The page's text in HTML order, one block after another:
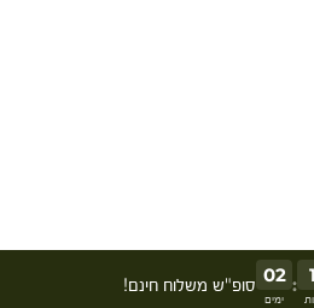
02
ימים
: סופ"ש משלוח חינם!